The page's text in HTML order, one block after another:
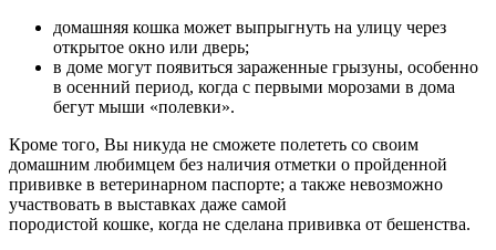
домашняя кошка может выпрыгнуть на улицу через
открытое окно или дверь;
в доме могут появиться зараженные грызуны, особенно
в осенний период, когда с первыми морозами в дома
бегут мыши «полевки».
Кроме того, Вы никуда не сможете полететь со своим
домашним любимцем без наличия отметки о пройденной
прививке в ветеринарном паспорте; а также невозможно
участвовать в выставках даже самой
породистой кошке, когда не сделана прививка от бешенства.